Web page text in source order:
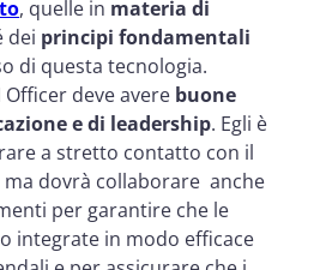
, quelle in materia di
dei principi fondamentali
di questa tecnologia.
deve avere buone
e di leadership. Egli è
a stretto contatto con il
dovrà collaborare anche
per garantire che le
integrate in modo efficace